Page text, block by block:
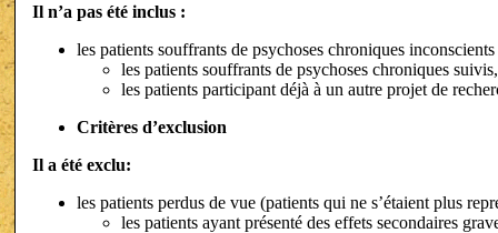
Il n’a pas été inclus :
les patients souffrants de psychoses chroniques
les patients souffrants de psychoses chroniques
les patients participant déjà à un autre projet de
Critères d’exclusion
Il a été exclu:
les patients perdus de vue (patients qui ne s’étaient plus
les patients ayant présenté des effets secondaires